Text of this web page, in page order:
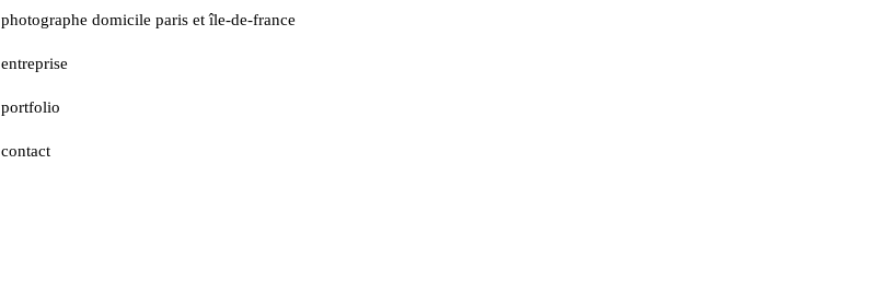
photographe domicile paris et île-de-france
entreprise
portfolio
contact